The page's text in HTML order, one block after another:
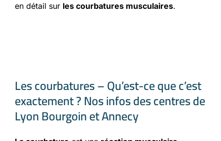
en détail sur les courbatures musculaires.
Les courbatures – Qu’est-ce que c’est
exactement ? Nos infos des centres de
Lyon Bourgoin et Annecy